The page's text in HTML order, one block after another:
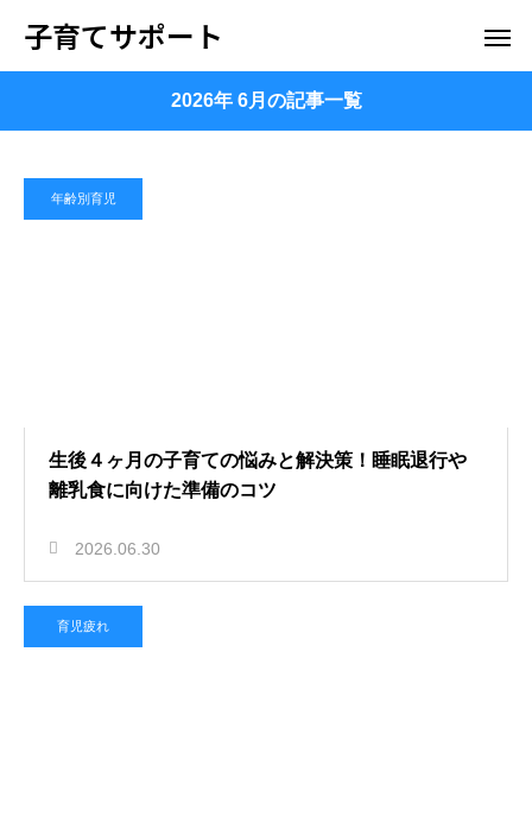
子育てサポート
2026年 6月の記事一覧
年齢別育児
生後４ヶ月の子育ての悩みと解決策！睡眠退行や
離乳食に向けた準備のコツ
2026.06.30
育児疲れ